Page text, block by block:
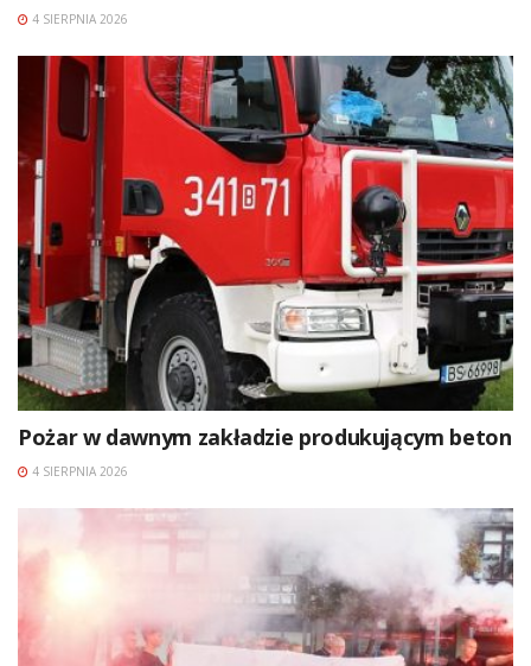
4 SIERPNIA 2026
Pożar w dawnym zakładzie produkującym beton
4 SIERPNIA 2026